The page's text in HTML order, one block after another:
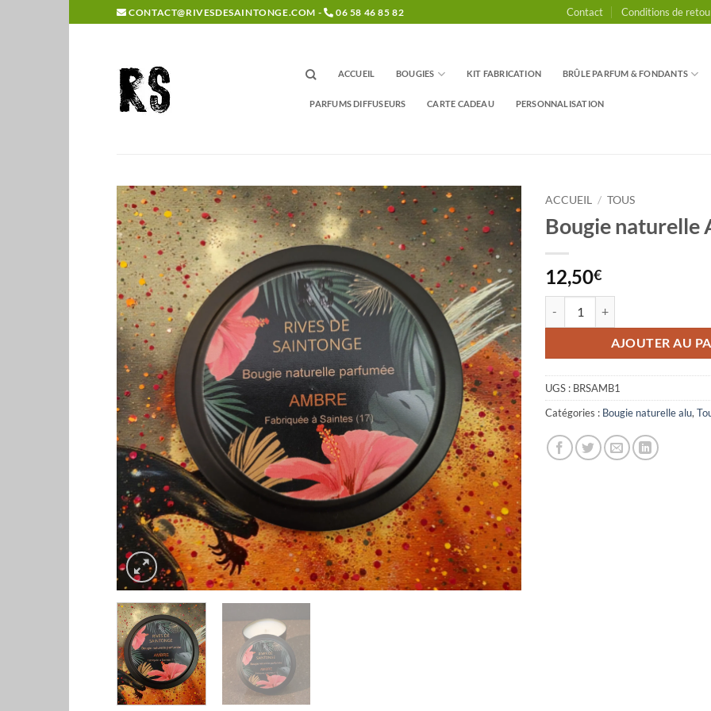
au
CONTACT@RIVESDESAINTONGE.COM - 06 58 46 85 82 Contact Conditions de
ACCUEIL BOUGIES KIT FABRICATION BRÛLE PARFUM & FONDANTS
PARFUMS DIFFUSEURS CARTE CADEAU PERSONNALISATION
ACCUEIL / TOUS
Bougie naturelle
12,50€
AJOUTER AU
UGS : BRSAMB1
Catégories : Bougie naturelle alu,